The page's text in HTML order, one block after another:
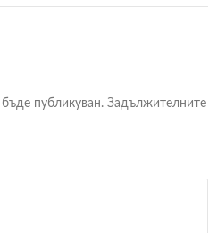
публикуван. Задължителните